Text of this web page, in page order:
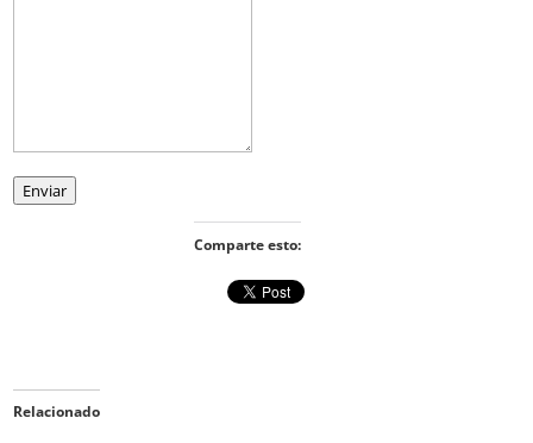
Enviar
Comparte esto:
Relacionado